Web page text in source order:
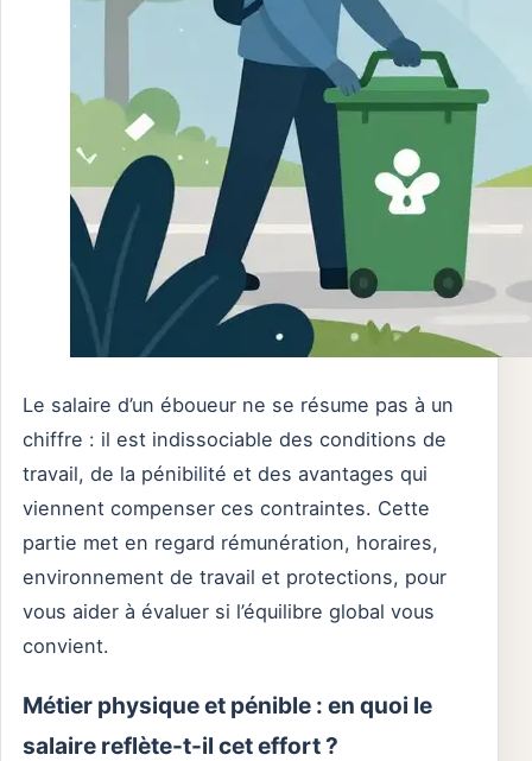
Le salaire d’un éboueur ne se résume pas à un
chiffre : il est indissociable des conditions de
travail, de la pénibilité et des avantages qui
viennent compenser ces contraintes. Cette
partie met en regard rémunération, horaires,
environnement de travail et protections, pour
vous aider à évaluer si l’équilibre global vous
convient.
Métier physique et pénible : en quoi le
salaire reflète-t-il cet effort ?